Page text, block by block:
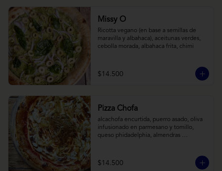
Missy O
Ricotta vegano (en base a semillas de
maravilla y albahaca), aceitunas verdes,
cebolla morada, albahaca frita, chimi
$14.500
Pizza Chofa
alcachofa encurtida, puerro asado, oliva
infusionado en parmesano y tomillo,
queso phidadelphia, almendras
$14.500